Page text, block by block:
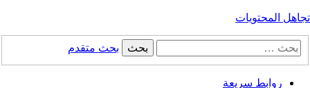
تجاهل المحتويات
بحث بحث متقدم
روابط سريعة